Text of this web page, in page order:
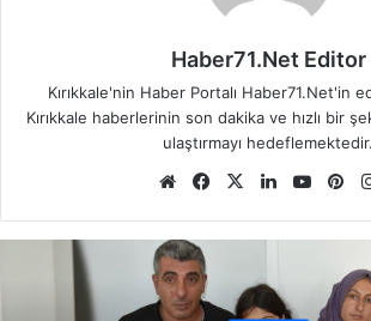
Haber71.Net Editor
Kırıkkale'nin Haber Portalı Haber71.Net'in
Kırıkkale haberlerinin son dakika ve hızlı bir
ulaştırmayı hedeflemektedir.
We
sit
esi
Fa
bo
X
Lin
dIn
Yo
ub